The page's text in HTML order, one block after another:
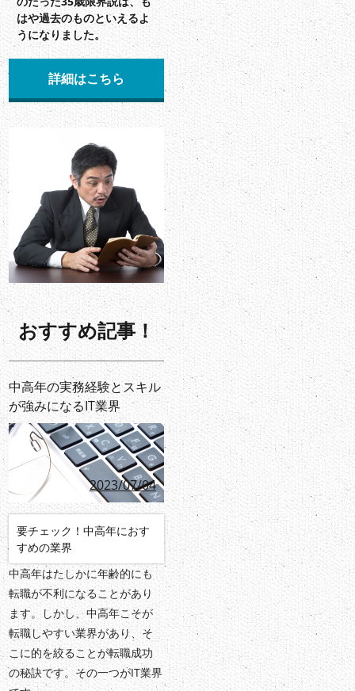
はや過去のものといえるよ
うになりました。
詳細はこちら
おすすめ記事！
中高年の実務経験とスキル
が強みになるIT業界
2023/07/04
要チェック！中高年におす
すめの業界
中高年はたしかに年齢的にも
転職が不利になることがあり
ます。しかし、中高年こそが
転職しやすい業界があり、そ
こに的を絞ることが転職成功
の秘訣です。その一つがIT業界